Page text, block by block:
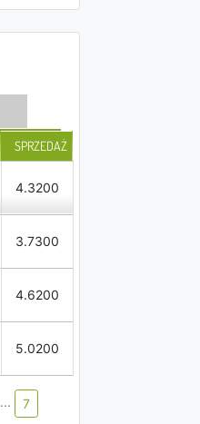
SPRZEDAŻ
4.3200
3.7300
4.6200
5.0200
... 7